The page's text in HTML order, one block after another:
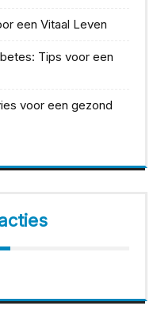
een Vitaal Leven
Tips voor een
voor een gezond